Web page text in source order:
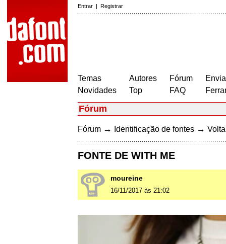
Entrar | Registrar
Temas
Novidades
Autores
Top
Fórum
FAQ
Fórum
Fórum → Identificação de fontes →
FONTE DE WITH ME
moureine
16/11/2017 às 21:02